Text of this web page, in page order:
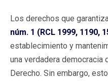
Los derechos que
núm. 1 (RCL 1999, 1190,
establecimiento y
una verdadera democracia
Derecho. Sin embargo,